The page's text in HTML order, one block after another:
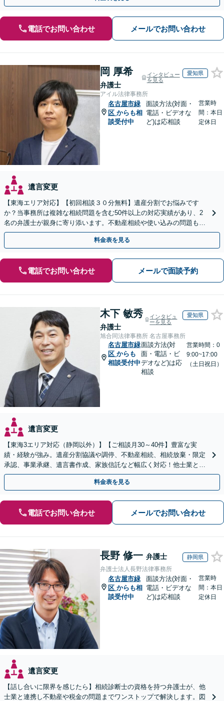
電話でお問い合わせ メールでお問い合わせ
岡 厚希
弁護士
インタビュー
を見る
愛知県
アイル法律事務所
名古屋市緑
区 からも相
談受付中
面談方法(対面・
電話・ビデオな
ど)は応相談
営業時
間：本日
定休日
遺言変更
【東海エリア対応】【初回相談３０分無料】遺産分割でお悩みです
か？当事務所は複雑な相続問題を含む50件以上の対応実績があり、2
名の弁護士が親身に寄り添います。不動産相続や使い込みの問題も分
かりやすく解説。WEB相談可能。LINE予約受付中
料金表を見る
電話でお問い合わせ メールで面談予約
木下 敏秀
弁護士
インタビュ
ーを見る
愛知県
旭合同法律事務所 名古屋事務所
名古屋市緑
区 からも
相談受付中
面談方法(対
面・電話・ビ
デオなど)は応
相談
営業時間：0
9:00~17:00
（土日祝日）
遺言変更
【東海3エリア対応（静岡以外）】【ご相談月30～40件】豊富な実
績・経験が強み。遺産分割協議や調停、不動産相続、相続放棄・限定
承認、事業承継、遺言書作成、家族信託など幅広く対応！他士業と連
携して円滑な問題解決を目指します。【初回面談無料】
料金表を見る
電話でお問い合わせ メールでお問い合わせ
長野 修一 弁護士 静岡県
弁護士法人長野法律事務所
名古屋市緑
区 からも相
談受付中
面談方法(対面・
電話・ビデオな
ど)は応相談
営業時
間：本日
定休日
遺言変更
【話し合いに限界を感じたら】相続診断士の資格を持つ弁護士が、他
士業と連携し不動産や税金の問題までワンストップで解決します。図